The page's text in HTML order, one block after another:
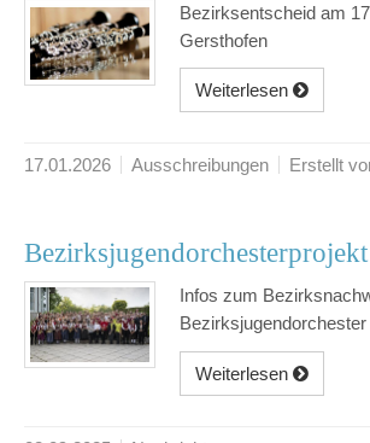
Bezirksentscheid am
Gersthofen
Weiterlesen
17.01.2026 Ausschreibungen Erstellt
Infos zum
Bezirksjugendorchester
Weiterlesen